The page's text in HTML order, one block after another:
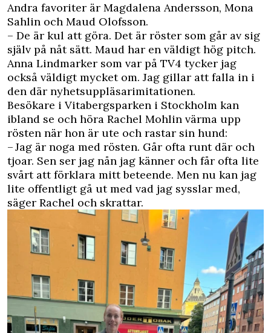
Andra favoriter är Magdalena Andersson, Mona
Sahlin och Maud Olofsson.
– De är kul att göra. Det är röster som går av sig
själv på nåt sätt. Maud har en väldigt hög pitch.
Anna Lindmarker som var på TV4 tycker jag
också väldigt mycket om. Jag gillar att falla in i
den där nyhetsuppläsarimitationen.
Besökare i Vitabergsparken i Stockholm kan
ibland se och höra Rachel Mohlin värma upp
rösten när hon är ute och rastar sin hund:
– Jag är noga med rösten. Går ofta runt där och
tjoar. Sen ser jag nån jag känner och får ofta lite
svårt att förklara mitt beteende. Men nu kan jag
lite offentligt gå ut med vad jag sysslar med,
säger Rachel och skrattar.